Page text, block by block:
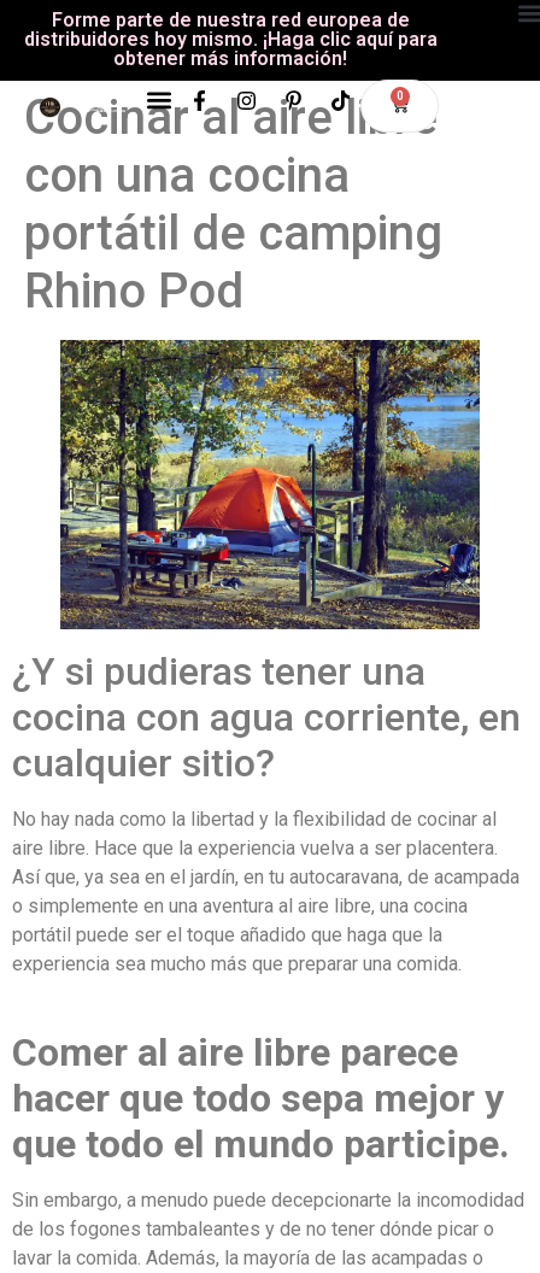
Forme parte de nuestra red europea de
distribuidores hoy mismo. ¡Haga clic aquí para
obtener más información!
0
Cocinar al aire libre
con una cocina
portátil de camping
Rhino Pod
¿Y si pudieras tener una
cocina con agua corriente, en
cualquier sitio?
No hay nada como la libertad y la flexibilidad de cocinar al
aire libre. Hace que la experiencia vuelva a ser placentera.
Así que, ya sea en el jardín, en tu autocaravana, de acampada
o simplemente en una aventura al aire libre, una cocina
portátil puede ser el toque añadido que haga que la
experiencia sea mucho más que preparar una comida.
Comer al aire libre parece
hacer que todo sepa mejor y
que todo el mundo participe.
Sin embargo, a menudo puede decepcionarte la incomodidad
de los fogones tambaleantes y de no tener dónde picar o
lavar la comida. Además, la mayoría de las acampadas o